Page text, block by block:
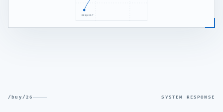
REQUEST
/buy/26 SYSTEM RESPONSE